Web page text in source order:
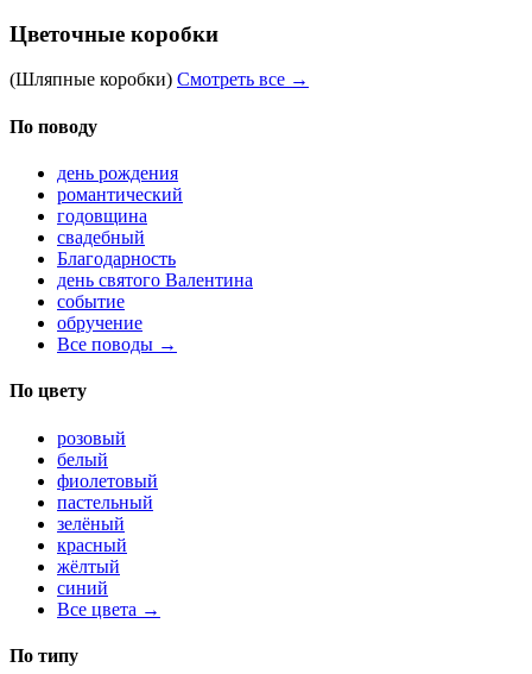
Цветочные коробки
(Шляпные коробки) Смотреть все →
По поводу
день рождения
романтический
годовщина
свадебный
Благодарность
день святого Валентина
событие
обручение
Все поводы →
По цвету
розовый
белый
фиолетовый
пастельный
зелёный
красный
жёлтый
синий
Все цвета →
По типу